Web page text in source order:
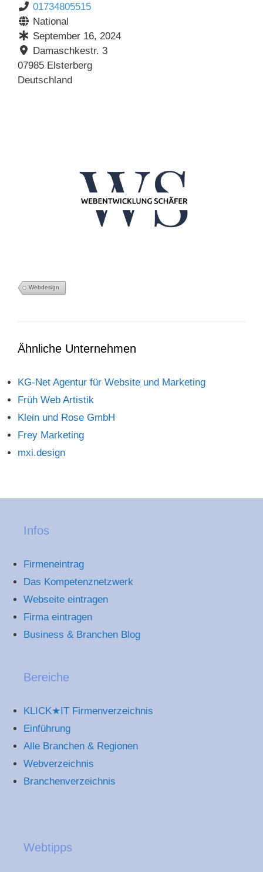
01734805515
National
September 16, 2024
Damaschkestr. 3
07985 Elsterberg
Deutschland
Webdesign
Ähnliche Unternehmen
KG-Net Agentur für Website und Marketing
Früh Web Artistik
Klein und Rose GmbH
Frey Marketing
mxi.design
Infos
Firmeneintrag
Das Kompetenznetzwerk
Webseite eintragen
Firma eintragen
Business & Branchen Blog
Bereiche
KLICK★IT Firmenverzeichnis
Einführung
Alle Branchen & Regionen
Webverzeichnis
Branchenverzeichnis
Webtipps